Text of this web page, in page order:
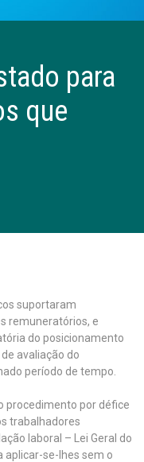
para
que
suportaram
remuneratórios, e
do posicionamento
avaliação do
período de tempo.
procedimento por défice
trabalhadores
laboral – Lei Geral do
aplicar-se-lhes sem o